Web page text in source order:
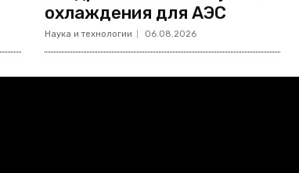
охлаждения для АЭС
Наука и технологии 06.08.2026